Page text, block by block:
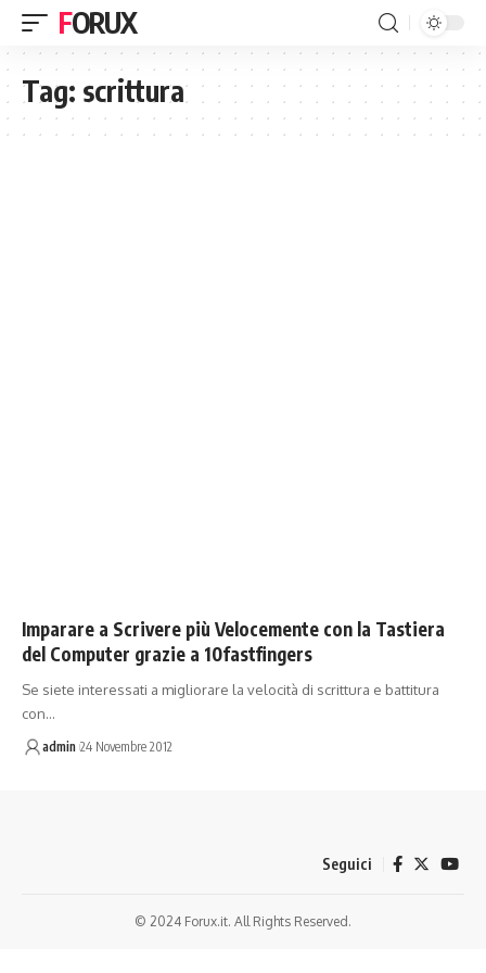
FORUX
Tag: scrittura
Imparare a Scrivere più Velocemente con la Tastiera
del Computer grazie a 10fastfingers
Se siete interessati a migliorare la velocità di scrittura e battitura
con…
admin 24 Novembre 2012
Seguici
© 2024 Forux.it. All Rights Reserved.